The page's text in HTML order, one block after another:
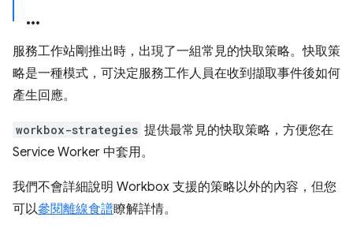
服務工作站剛推出時，出現了一組常見的快取策略。快取策
略是一種模式，可決定服務工作人員在收到擷取事件後如何
產生回應。
workbox-strategies 提供最常見的快取策略，方便您在
Service Worker 中套用。
我們不會詳細說明 Workbox 支援的策略以外的內容，但您
可以參閱離線食譜瞭解詳情。